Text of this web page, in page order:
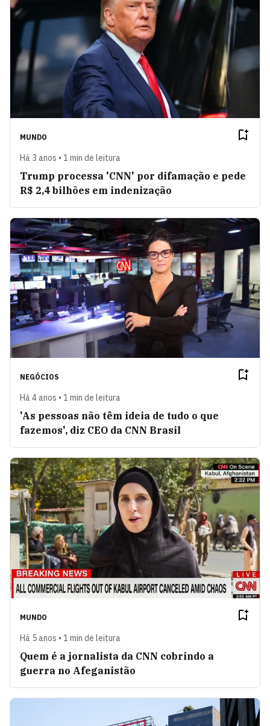
MUNDO
Há 3 anos • 1 min de leitura
Trump processa 'CNN' por difamação e pede
R$ 2,4 bilhões em indenização
NEGÓCIOS
Há 4 anos • 1 min de leitura
'As pessoas não têm ideia de tudo o que
fazemos', diz CEO da CNN Brasil
MUNDO
Há 5 anos • 1 min de leitura
Quem é a jornalista da CNN cobrindo a
guerra no Afeganistão